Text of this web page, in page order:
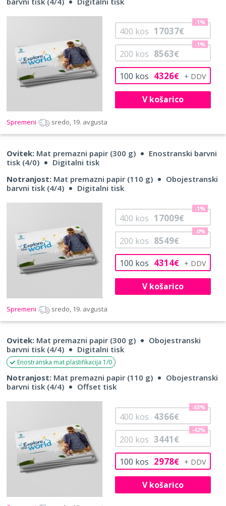
100 kos 4326€
200 kos 8563€
-1%
400 kos 17037€
-1%
V košarico
Spremeni sredo, 19. avgusta
Ovitek: Mat premazni papir (300 g)
Enostranski barvni
tisk (4/0)
Digitalni tisk
Notranjost: Mat premazni papir (110 g)
Obojestranski
barvni tisk (4/4)
Digitalni tisk
100 kos 4314€
200 kos 8549€
-0%
400 kos 17009€
-1%
V košarico
Spremeni sredo, 19. avgusta
Ovitek: Mat premazni papir (300 g)
Obojestranski
barvni tisk (4/4)
Digitalni tisk
Enostranska mat plastifikacija 1/0
Notranjost: Mat premazni papir (110 g)
Obojestranski
barvni tisk (4/4)
Offset tisk
100 kos 2978€
200 kos 3441€
-42%
400 kos 4366€
-63%
V košarico